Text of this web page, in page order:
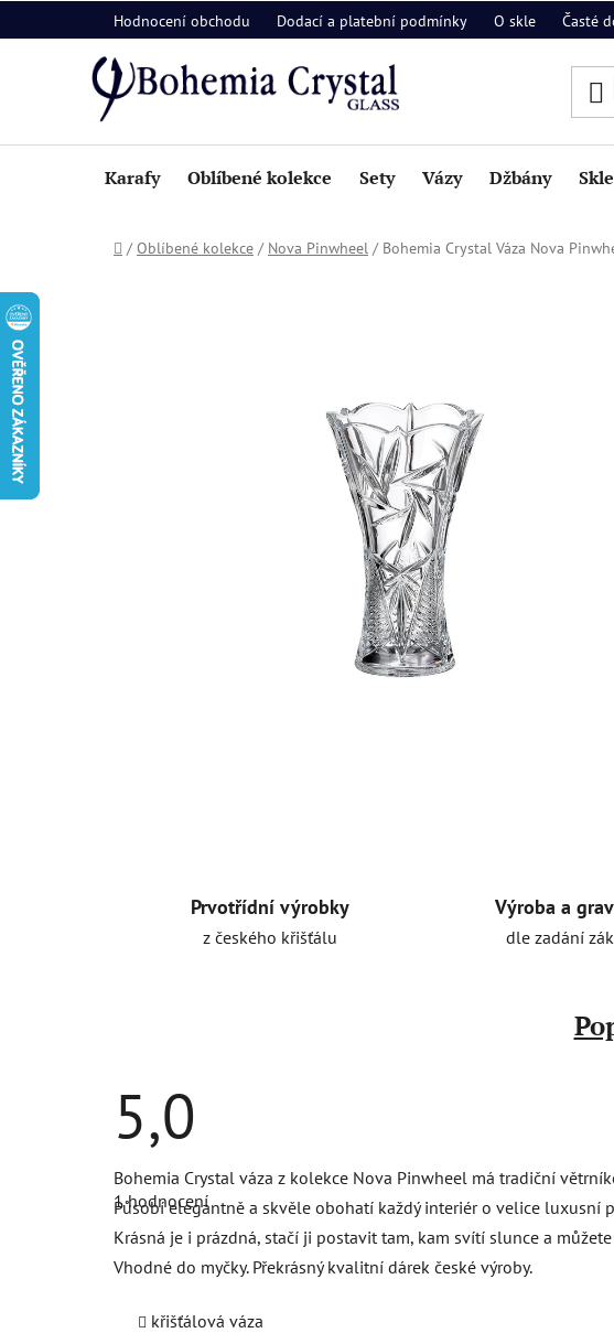
na
Hodnocení obchodu Dodací a platební podmínky O skle Časté
Karafy Oblíbené kolekce Sety Vázy Džbány
Domů
/ Oblíbené kolekce / Nova Pinwheel / Bohemia Crystal Váza Nova
Prvotřídní výrobky
z českého křišťálu
Výroba a
dle zadání
5,0
Průměrné
hodnocení
produktu
je
5,0
z
5
1 hodnocení
Bohemia Crystal váza z kolekce Nova Pinwheel má tradiční
Působí elegantně a skvěle obohatí každý interiér o velice luxusní
Krásná je i prázdná, stačí ji postavit tam, kam svítí slunce a
Vhodné do myčky. Překrásný kvalitní dárek české výroby.
křišťálová váza